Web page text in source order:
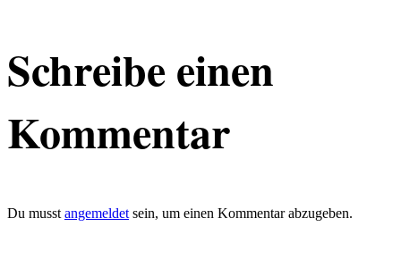
Schreibe einen
Kommentar
Du musst angemeldet sein, um einen Kommentar abzugeben.